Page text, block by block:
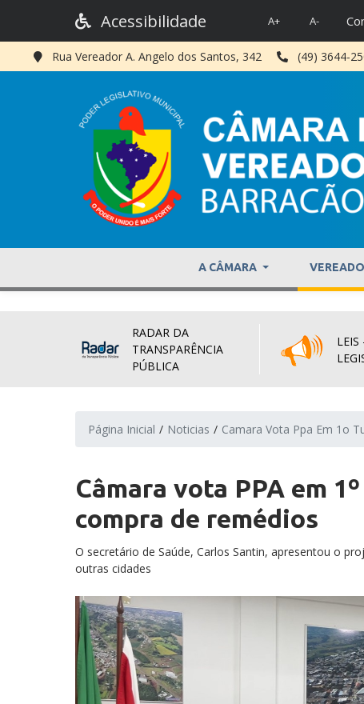
Acessibilidade A+ A-
Rua Vereador A. Angelo dos Santos, 342 (49) 3644-
A CÂMARA
RADAR DA
TRANSPARÊNCIA
PÚBLICA
LEIS
Página Inicial Noticias Camara Vota Ppa Em 1o
Câmara vota PPA em
compra de remédios
O secretário de Saúde, Carlos Santin, apresentou o
outras cidades